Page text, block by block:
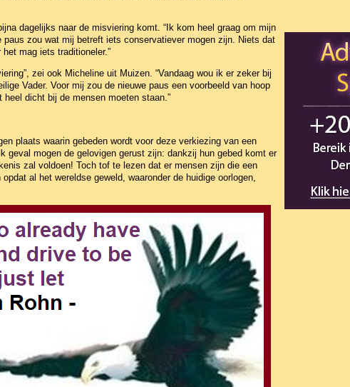
dagelijks naar de misviering komt. “Ik kom heel graag om mijn
zou wat mij betreft iets conservatiever mogen zijn. Niets dat
mag iets traditioneler.”
zei ook Micheline uit Muizen. “Vandaag wou ik er zeker bij
Vader. Voor mij zou de nieuwe paus een voorbeeld van hoop
dicht bij de mensen moeten staan.”
plaats waarin gebeden wordt voor deze verkiezing van een
geval mogen de gelovigen gerust zijn: dankzij hun gebed komt er
zal voldoen! Toch tof te lezen dat er mensen zijn die een
al het wereldse geweld, waaronder de huidige oorlogen,